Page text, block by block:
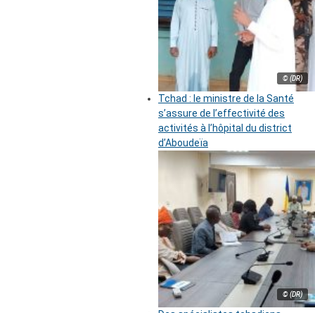
© (DR)
Tchad : le ministre de la Santé
s’assure de l’effectivité des
activités à l’hôpital du district
d’Aboudeïa
© (DR)